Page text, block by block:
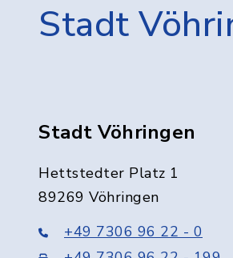
Stadt
Stadt Vöhringen
Hettstedter Platz 1
89269 Vöhringen
+49 7306 96 22 - 0